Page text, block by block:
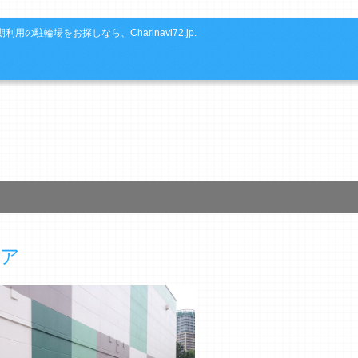
利用の駐輪場をお探しなら、Charinavi72.jp.